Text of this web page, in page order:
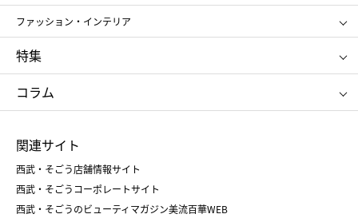
お中元
お歳暮
ポール&ジョー ボーテ
ジルスチュアート
NARS
RMK
クリニーク
SK-Ⅱ
アンリ・シャルパンティエ
ゴディバ
新宿高野
たねや
ねんりん家
ファッション・インテリア
ポロ ラルフ ローレン
タケオ キクチ
ママ＆キッズ
シュタイフ
特集
お中元
ひな人形
五月人形
父の日
クリスマスケーキ
コラム
菓子折り
和菓子
人気のギフト
バレンタイン
ホワイトデー
関連サイト
西武・そごう店舗情報サイト
西武・そごうコーポレートサイト
西武・そごうのビューティマガジン美流百華WEB